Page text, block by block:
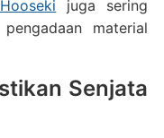
juga sering
material
Senjata